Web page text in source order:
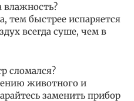
влажность?
тем быстрее испаряется
всегда суше, чем в
сломался?
животного и
заменить прибор